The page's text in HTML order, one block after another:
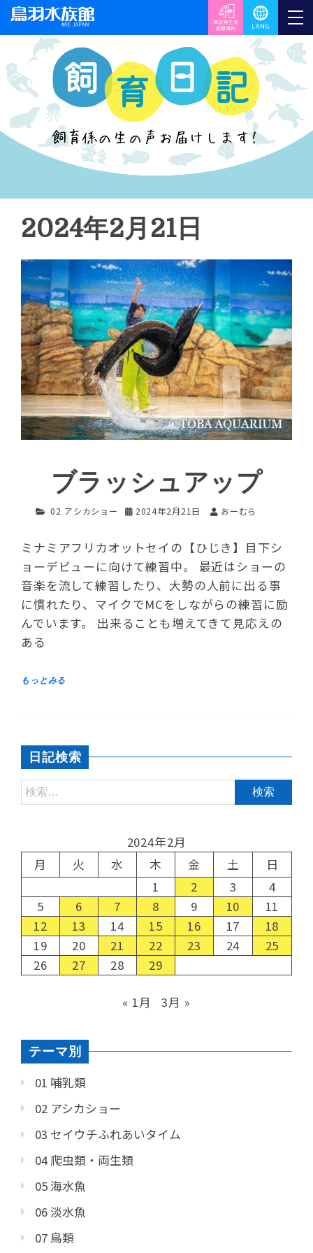
2024年2月21日
ブラッシュアップ
02 アシカショー 2024年2月21日 おーむら
ミナミアフリカオットセイの【ひじき】目下シ
ョーデビューに向けて練習中。 最近はショーの
音楽を流して練習したり、大勢の人前に出る事
に慣れたり、マイクでMCをしながらの練習に励
んでいます。 出来ることも増えてきて見応えの
ある
日記検索
2024年2月
月
火 水 木 金 土
日
1
2 3
4
5
6 7 8 9 10
11
12
13 14 15 16 17
18
19
20 21 22 23 24
25
26
27 28 29
« 1月 3月 »
テーマ別
01 哺乳類
02 アシカショー
03 セイウチふれあいタイム
04 爬虫類・両生類
05 海水魚
06 淡水魚
07 鳥類